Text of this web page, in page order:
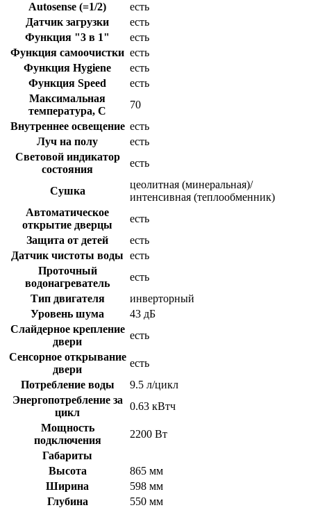
Autosense (=1/2)
есть
Датчик загрузки
есть
Функция "3 в 1"
есть
Функция самоочистки есть
Функция Hygiene
есть
Функция Speed
есть
Максимальная
температура, С
70
Внутреннее освещение есть
Луч на полу
есть
Световой индикатор
состояния
есть
Сушка
цеолитная (минеральная)/
интенсивная (теплообменник)
Автоматическое
открытие дверцы
есть
Защита от детей
есть
Датчик чистоты воды есть
Проточный
водонагреватель
есть
Тип двигателя
инверторный
Уровень шума
43 дБ
Слайдерное крепление
двери
есть
Сенсорное открывание
двери
есть
Потребление воды
9.5 л/цикл
Энергопотребление за
цикл
0.63 кВтч
Мощность
подключения
2200 Вт
Габариты
Высота
865 мм
Ширина
598 мм
Глубина
550 мм